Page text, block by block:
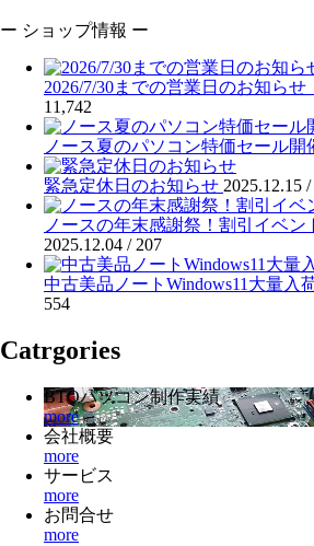
ー ショップ情報 ー
2026/7/30までの営業日のお知らせ
11,742
ノース夏のパソコン特価セール開
緊急定休日のお知らせ 2025.12.15 /
ノースの年末感謝祭！割引イベン
2025.12.04 / 207
中古美品ノートWindows11大量入
554
Catrgories
BTOパソコン制作実績
more
会社概要
more
サービス
more
お問合せ
more